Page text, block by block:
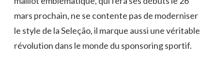
mars prochain, ne se contente pas de moderniser
le style de la Seleção, il marque aussi une véritable
révolution dans le monde du sponsoring sportif.